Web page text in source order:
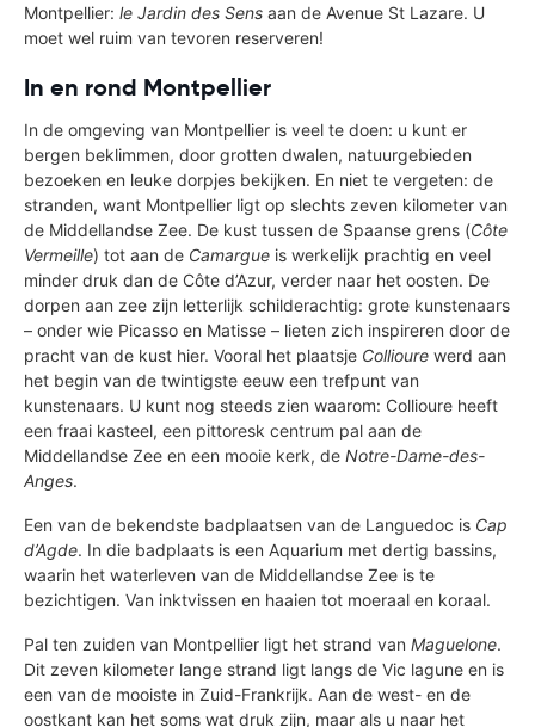
Montpellier: le Jardin des Sens aan de Avenue St Lazare. U
moet wel ruim van tevoren reserveren!
In en rond Montpellier
In de omgeving van Montpellier is veel te doen: u kunt er
bergen beklimmen, door grotten dwalen, natuurgebieden
bezoeken en leuke dorpjes bekijken. En niet te vergeten: de
stranden, want Montpellier ligt op slechts zeven kilometer van
de Middellandse Zee. De kust tussen de Spaanse grens (Côte
Vermeille) tot aan de Camargue is werkelijk prachtig en veel
minder druk dan de Côte d’Azur, verder naar het oosten. De
dorpen aan zee zijn letterlijk schilderachtig: grote kunstenaars
– onder wie Picasso en Matisse – lieten zich inspireren door de
pracht van de kust hier. Vooral het plaatsje Collioure werd aan
het begin van de twintigste eeuw een trefpunt van
kunstenaars. U kunt nog steeds zien waarom: Collioure heeft
een fraai kasteel, een pittoresk centrum pal aan de
Middellandse Zee en een mooie kerk, de Notre-Dame-des-
Anges.
Een van de bekendste badplaatsen van de Languedoc is Cap
d’Agde. In die badplaats is een Aquarium met dertig bassins,
waarin het waterleven van de Middellandse Zee is te
bezichtigen. Van inktvissen en haaien tot moeraal en koraal.
Pal ten zuiden van Montpellier ligt het strand van Maguelone.
Dit zeven kilometer lange strand ligt langs de Vic lagune en is
een van de mooiste in Zuid-Frankrijk. Aan de west- en de
oostkant kan het soms wat druk zijn, maar als u naar het